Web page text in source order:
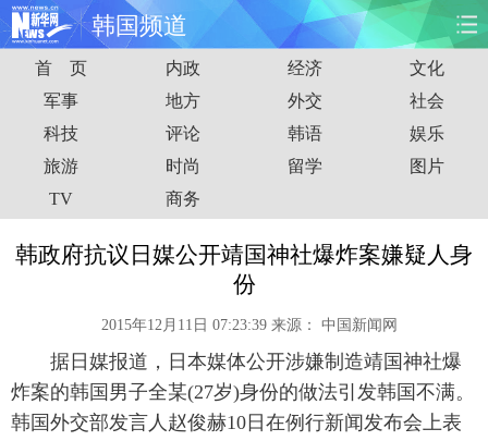
韩国频道
首页 时政 国际 财经
娱乐 体育 人事 教育
时尚 思客
港澳 台湾 华人 汽车
图片 视频 彩票 食品
旅游 健康 信息化 数据
首 页 内政 经济
文化
军事
地方 外交
社会
科技
评论 韩语
娱乐
旅游
时尚 留学
图片
TV
商务
韩政府抗议日媒公开靖国神社爆炸案嫌疑人身
份
2015年12月11日 07:23:39 来源： 中国新闻网
据日媒报道，日本媒体公开涉嫌制造靖国神社爆
炸案的韩国男子全某(27岁)身份的做法引发韩国不满。
韩国外交部发言人赵俊赫10日在例行新闻发布会上表